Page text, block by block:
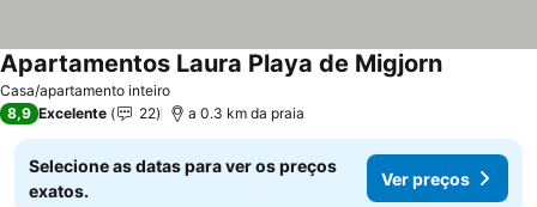
Casa/apartamento inteiro
Apartamentos Laura Playa de MigjornVer
8,9 Excelente 22 a 0.3 km da praia
Selecione as datas para ver os preços
exatos.
Ver preços